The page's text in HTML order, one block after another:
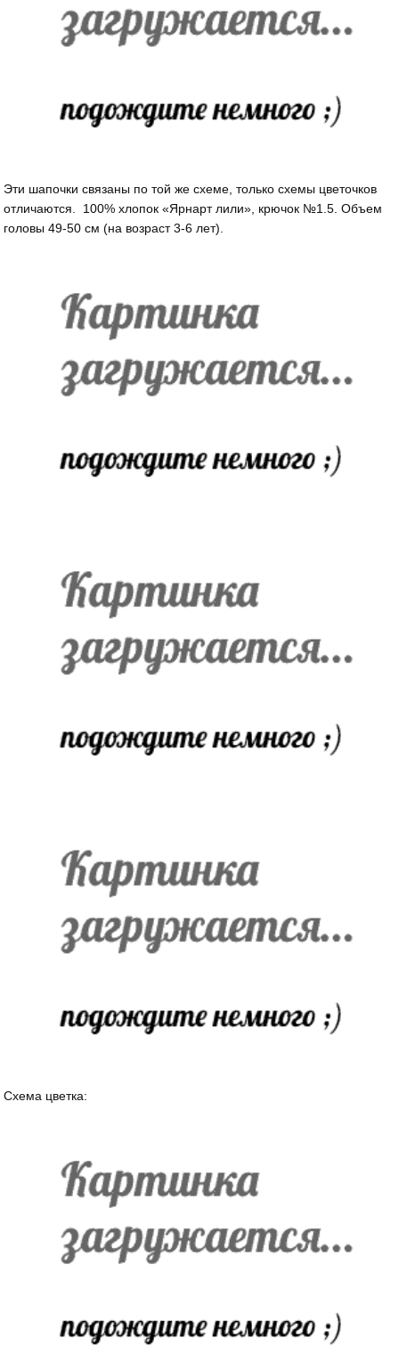
Эти шапочки связаны по той же схеме, только схемы цветочков
отличаются. 100% хлопок «Ярнарт лили», крючок №1.5. Объем
головы 49-50 см (на возраст 3-6 лет).
Схема цветка: